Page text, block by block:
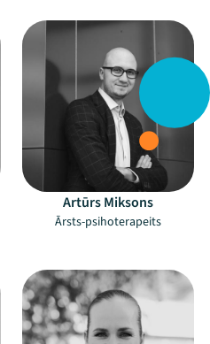
Artūrs Miksons
Ārsts-psihoterapeits